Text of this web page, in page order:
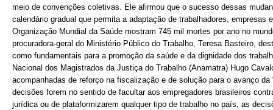
meio de convenções coletivas. Ele afirmou que o sucesso dessas
calendário gradual que permita a adaptação de trabalhadores, empresas
Organização Mundial da Saúde mostram 745 mil mortes por ano no
procuradora-geral do Ministério Público do Trabalho, Teresa Basteiro,
como fundamentais para a promoção da saúde e da dignidade dos
Nacional dos Magistrados da Justiça do Trabalho (Anamatra) Hugo
acompanhadas de reforço na fiscalização e de solução para o avanço da
decisões forem no sentido de facultar aos empregadores brasileiros
jurídica ou de plataformizarem qualquer tipo de trabalho no país, as